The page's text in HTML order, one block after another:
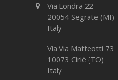
Via Londra 22
20054 Segrate (MI)
Italy
Via Via Matteotti 73
10073 Ciriè (TO)
Italy